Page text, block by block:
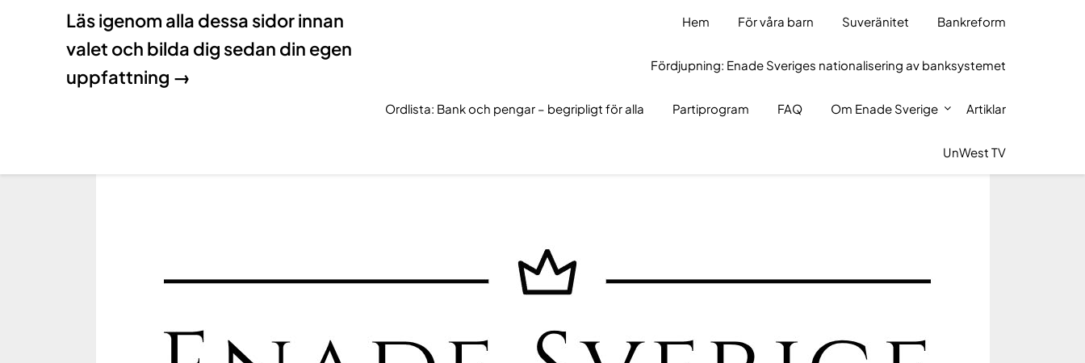
Läs igenom alla dessa sidor innan
valet och bilda dig sedan din egen
uppfattning →
Hem För våra barn Suveränitet Bankreform
Fördjupning: Enade Sveriges nationalisering av banksystemet
Ordlista: Bank och pengar – begripligt för alla Partiprogram FAQ Om Enade Sverige Artiklar
UnWest TV